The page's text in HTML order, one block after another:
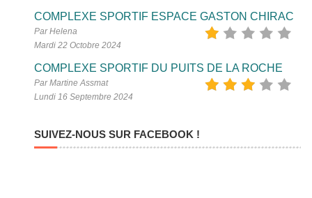
COMPLEXE SPORTIF ESPACE GASTON CHIRAC
Par Helena
Mardi 22 Octobre 2024
COMPLEXE SPORTIF DU PUITS DE LA ROCHE
Par Martine Assmat
Lundi 16 Septembre 2024
SUIVEZ-NOUS SUR FACEBOOK !